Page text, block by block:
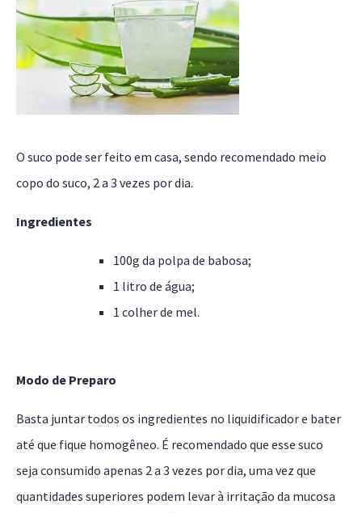
O suco pode ser feito em casa, sendo recomendado meio
copo do suco, 2 a 3 vezes por dia.
Ingredientes
100g da polpa de babosa;
1 litro de água;
1 colher de mel.
Modo de Preparo
Basta juntar todos os ingredientes no liquidificador e bater
até que fique homogêneo. É recomendado que esse suco
seja consumido apenas 2 a 3 vezes por dia, uma vez que
quantidades superiores podem levar à irritação da mucosa